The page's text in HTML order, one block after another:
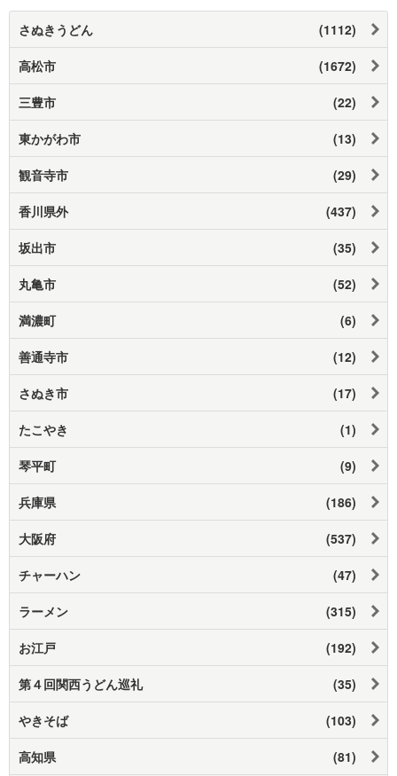
さぬきうどん (1112)
高松市 (1672)
三豊市 (22)
東かがわ市 (13)
観音寺市 (29)
香川県外 (437)
坂出市 (35)
丸亀市 (52)
満濃町 (6)
善通寺市 (12)
さぬき市 (17)
たこやき (1)
琴平町 (9)
兵庫県 (186)
大阪府 (537)
チャーハン (47)
ラーメン (315)
お江戸 (192)
第４回関西うどん巡礼 (35)
やきそば (103)
高知県 (81)